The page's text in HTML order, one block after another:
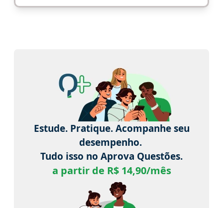
Estude. Pratique. Acompanhe seu
desempenho.
Tudo isso no Aprova Questões.
a partir de R$ 14,90/mês